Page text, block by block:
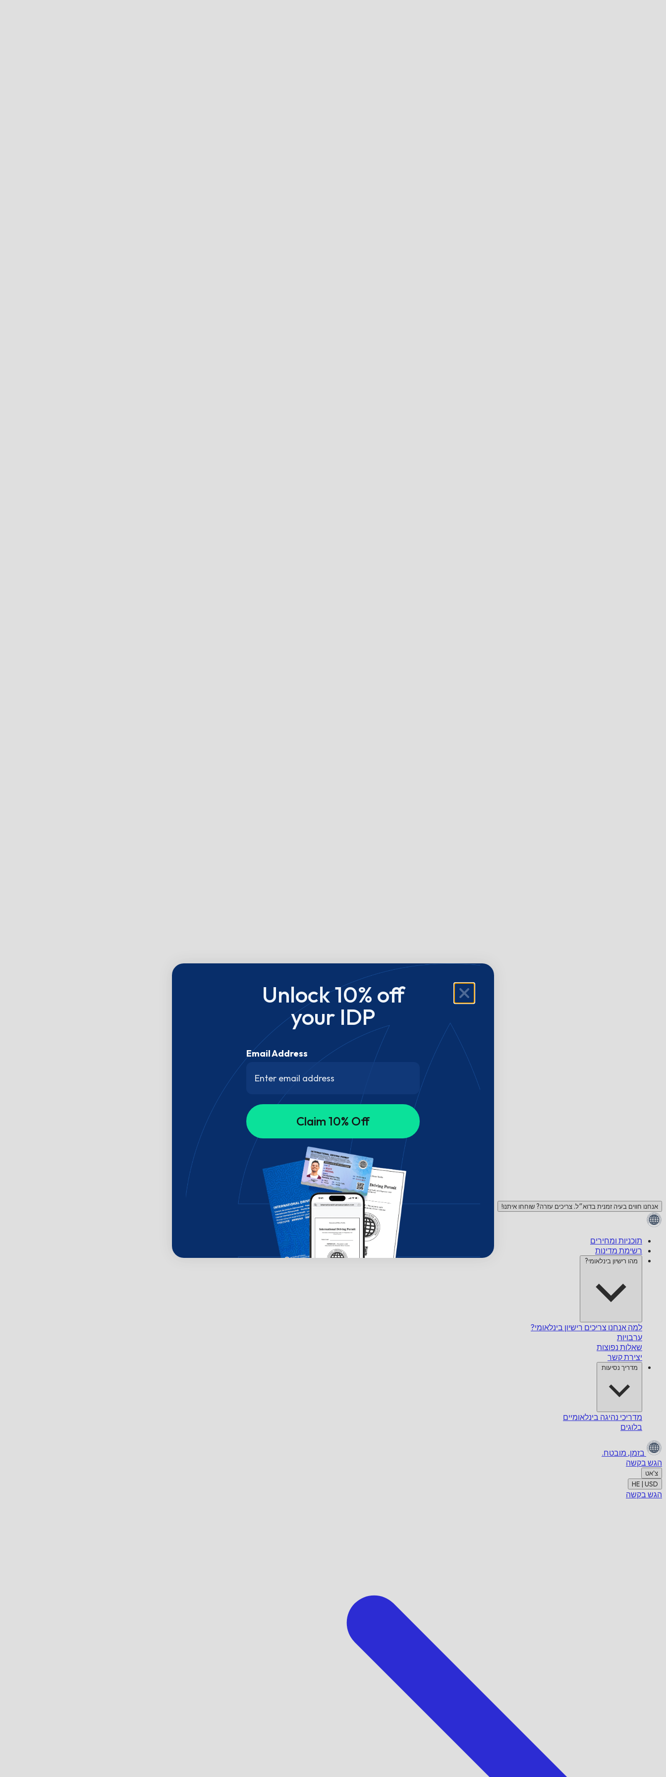
אנחנו חווים בעיה זמנית בדוא״ל. צריכים עזרה? שוחחו איתנו!
תוכניות ומחירים
רשימת מדינות
מהו רישיון בינלאומי?
למה אנחנו צריכים רישיון בינלאומי?
ערבויות
שאלות נפוצות
יצירת קשר
מדריך נסיעות
מדריכי נהיגה בינלאומיים
בלוגים
בזמן, מובטח.
הגש בקשה
צ'אט
HE | USD
הגש בקשה
Unlock 10% off
your IDP
Email Address
Claim 10% Off